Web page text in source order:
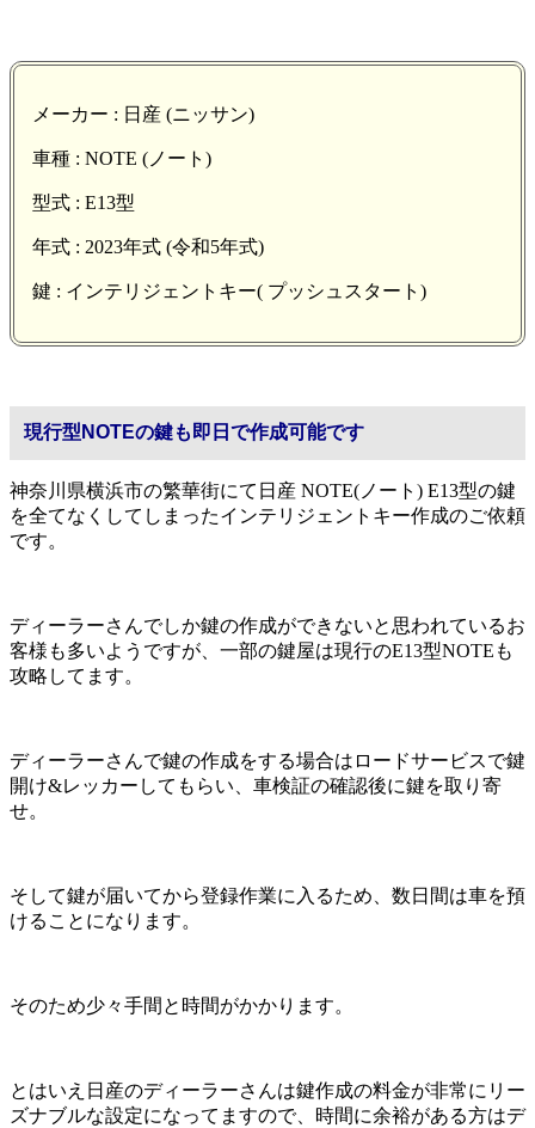
メーカー : 日産 (ニッサン)
車種 : NOTE (ノート)
型式 : E13型
年式 : 2023年式 (令和5年式)
鍵 : インテリジェントキー( プッシュスタート)
現行型NOTEの鍵も即日で作成可能です
神奈川県横浜市の繁華街にて日産 NOTE(ノート) E13型の鍵
を全てなくしてしまったインテリジェントキー作成のご依頼
です。
ディーラーさんでしか鍵の作成ができないと思われているお
客様も多いようですが、一部の鍵屋は現行のE13型NOTEも
攻略してます。
ディーラーさんで鍵の作成をする場合はロードサービスで鍵
開け&レッカーしてもらい、車検証の確認後に鍵を取り寄
せ。
そして鍵が届いてから登録作業に入るため、数日間は車を預
けることになります。
そのため少々手間と時間がかかります。
とはいえ日産のディーラーさんは鍵作成の料金が非常にリー
ズナブルな設定になってますので、時間に余裕がある方はデ